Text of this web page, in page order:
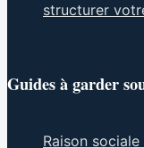
structurer
Guides à garder
Raison